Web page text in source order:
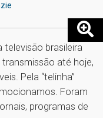
televisão brasileira
até hoje,
Pela “telinha”
Foram
programas de